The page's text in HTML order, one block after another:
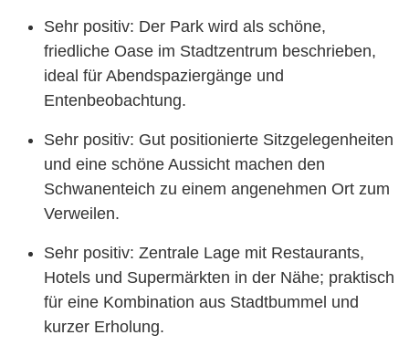
Sehr positiv: Der Park wird als schöne,
friedliche Oase im Stadtzentrum beschrieben,
ideal für Abendspaziergänge und
Entenbeobachtung.
Sehr positiv: Gut positionierte Sitzgelegenheiten
und eine schöne Aussicht machen den
Schwanenteich zu einem angenehmen Ort zum
Verweilen.
Sehr positiv: Zentrale Lage mit Restaurants,
Hotels und Supermärkten in der Nähe; praktisch
für eine Kombination aus Stadtbummel und
kurzer Erholung.